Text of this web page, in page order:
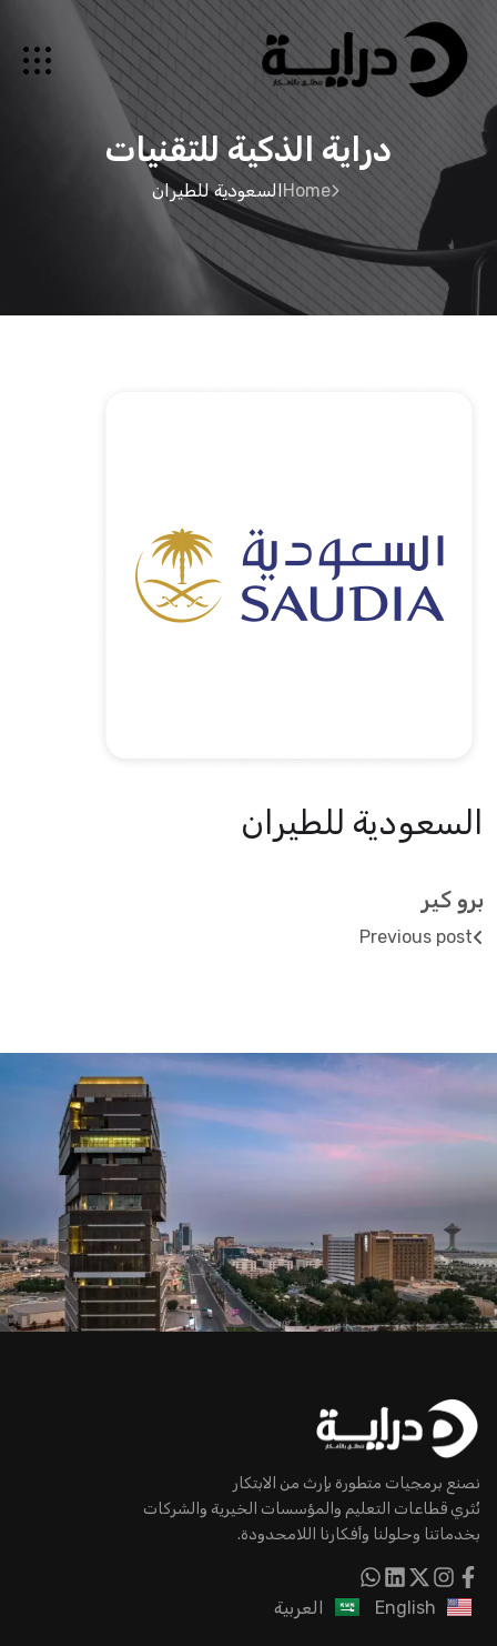
دراية الذكية للتقنيات
Homeالسعودية للطيران
السعودية للطيران
برو كير
Previous post
نصنع برمجيات متطورة بإرث من الابتكار
نُثري قطاعات التعليم والمؤسسات الخيرية والشركات
بخدماتنا وحلولنا وأفكارنا اللامحدودة.
English العربية